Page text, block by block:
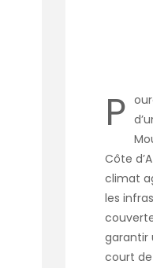
P
Côte
climat
les
garantir
court